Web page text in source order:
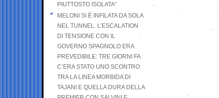
PIUTTOSTO ISOLATA”
MELONI SI È INFILATA DA SOLA
NEL TUNNEL. L’ESCALATION
DI TENSIONE CON IL
GOVERNO SPAGNOLO ERA
PREVEDIBILE: TRE GIORNI FA
C’ERA STATO UNO SCONTRO
TRA LA LINEA MORBIDA DI
TAJANI E QUELLA DURA DELLA